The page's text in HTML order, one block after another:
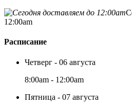
12:00am
Расписание
Четверг - 06 августа
8:00am - 12:00am
Пятница - 07 августа